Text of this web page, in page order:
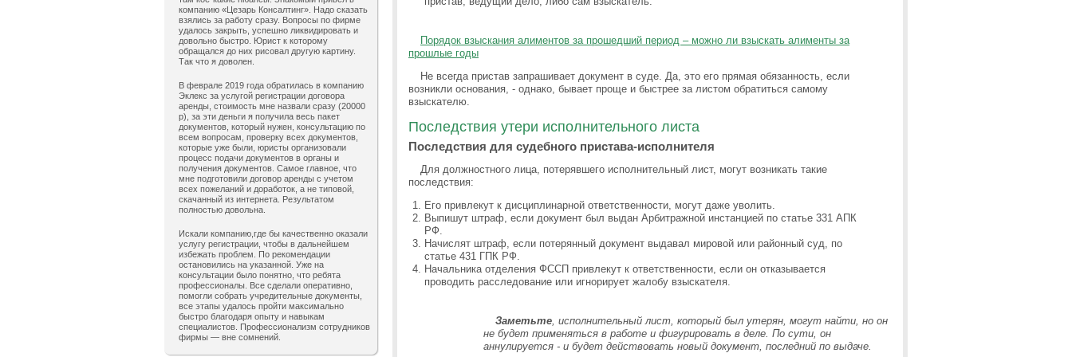
компанию «Цезарь Консалтинг». Надо сказать
взялись за работу сразу. Вопросы по фирме
удалось закрыть, успешно ликвидировать и
довольно быстро. Юрист к которому
обращался до них рисовал другую картину.
Так что я доволен.
В феврале 2019 года обратилась в компанию
Эклекс за услугой регистрации договора
аренды, стоимость мне назвали сразу (20000
р), за эти деньги я получила весь пакет
документов, который нужен, консультацию по
всем вопросам, проверку всех документов,
которые уже были, юристы организовали
процесс подачи документов в органы и
получения документов. Самое главное, что
мне подготовили договор аренды с учетом
всех пожеланий и доработок, а не типовой,
скачанный из интернета. Результатом
полностью довольна.
Искали компанию,где бы качественно оказали
услугу регистрации, чтобы в дальнейшем
избежать проблем. По рекомендации
остановились на указанной. Уже на
консультации было понятно, что ребята
профессионалы. Все сделали оперативно,
помогли собрать учредительные документы,
все этапы удалось пройти максимально
быстро благодаря опыту и навыкам
специалистов. Профессионализм сотрудников
фирмы — вне сомнений.
Порядок взыскания алиментов за прошедший период – можно ли взыскать алименты за
прошлые годы
Не всегда пристав запрашивает документ в суде. Да, это его прямая обязанность, если
возникли основания, - однако, бывает проще и быстрее за листом обратиться самому
взыскателю.
Последствия утери исполнительного листа
Последствия для судебного пристава-исполнителя
Для должностного лица, потерявшего исполнительный лист, могут возникать такие
последствия:
Его привлекут к дисциплинарной ответственности, могут даже уволить.
Выпишут штраф, если документ был выдан Арбитражной инстанцией по статье 331 АПК
РФ.
Начислят штраф, если потерянный документ выдавал мировой или районный суд, по
статье 431 ГПК РФ.
Начальника отделения ФССП привлекут к ответственности, если он отказывается
проводить расследование или игнорирует жалобу взыскателя.
Заметьте, исполнительный лист, который был утерян, могут найти, но он
не будет применяться в работе и фигурировать в деле. По сути, он
аннулируется - и будет действовать новый документ, последний по выдаче.